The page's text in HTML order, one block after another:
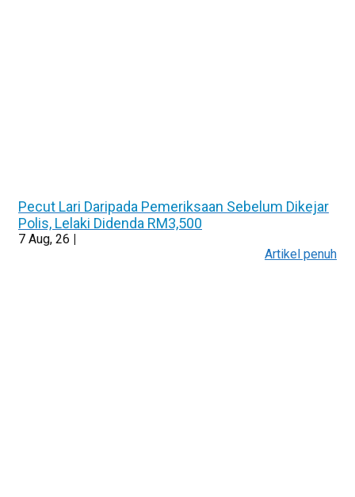
Pecut Lari Daripada Pemeriksaan Sebelum Dikejar
Polis, Lelaki Didenda RM3,500
7 Aug, 26 |
Artikel penuh